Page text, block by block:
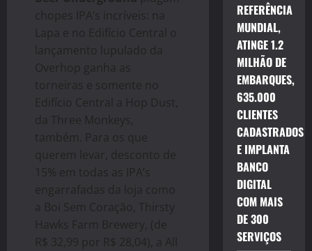
chopes IPA’s incríveis: na
Lapa e no Edifício Central o
lançamento lupulado da
Overhop ganha as
torneiras e somente no
Edifício Central a Hop Dust,
da Three Monkeys,
também. Para os que
querem levar, desconto de
15% em todas as IPA’s
engarrafadas da loja como
a Boi Sem Coração, Thirsty
Hawks Farm Brewery, (de
R$ 32,99 por R$ 28,04), a All
REFERÊNCIA
MUNDIAL,
ATINGE 1.2
MILHÃO DE
EMBARQUES,
635.000
CLIENTES
CADASTRADOS
E IMPLANTA
BANCO
DIGITAL
COM MAIS
DE 300
SERVIÇOS